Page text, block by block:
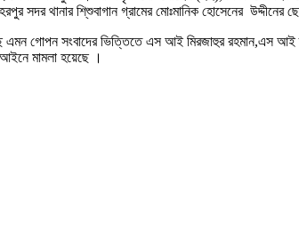
সদর থানার শি্শুবাগান গ্রামের মোঃমানিক হোসেনের উদ্দীনের
এমন গোপন সংবাদের ভিত্তিতে এস আই মিরজাহুর রহমান,এস
মামলা হয়েছে ।